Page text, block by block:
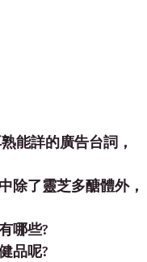
能詳的廣告台詞，
除了靈芝多醣體外，
哪些?
品呢?